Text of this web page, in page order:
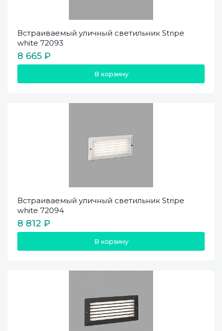
Встраиваемый уличный светильник Stripe
white 72093
8 665 ₽
В корзину
Встраиваемый уличный светильник Stripe
white 72094
8 812 ₽
В корзину